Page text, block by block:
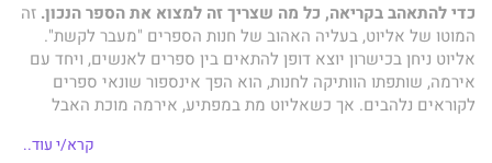
כדי להתאהב בקריאה, כל מה שצריך זה למצוא את הספר הנכון. זה
המוטו של אליוט, בעליה האהוב של חנות הספרים "מעבר לקשת".
אליוט ניחן בכישרון יוצא דופן להתאים בין ספרים לאנשים, ויחד עם
אירמה, שותפתו הוותיקה לחנות, הוא הפך אינספור שונאי ספרים
לקוראים נלהבים. אך כשאליוט מת במפתיע, אירמה מוכת האבל
קרא/י עוד..